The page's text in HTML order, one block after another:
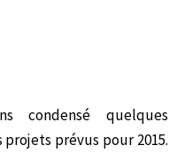
condensé quelques
prévus pour 2015.